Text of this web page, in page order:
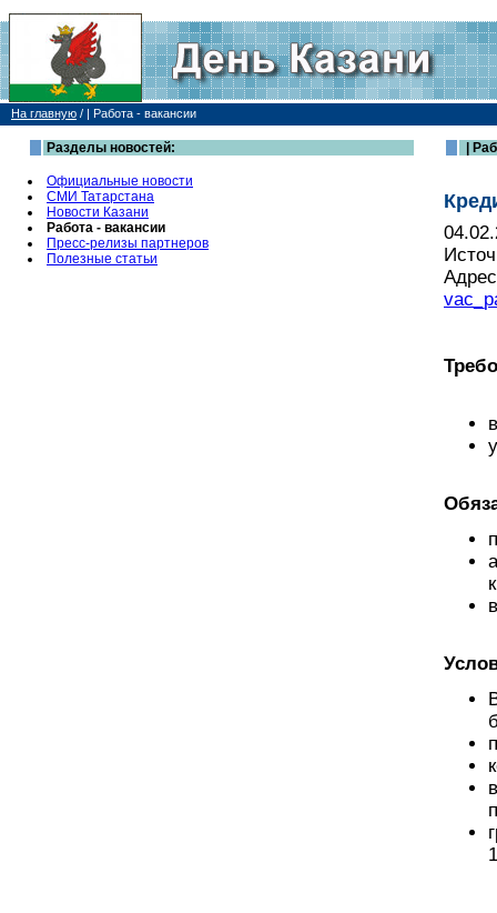
На главную / | Работа - вакансии
Разделы новостей:
Официальные новости
СМИ Татарстана
Новости Казани
Работа - вакансии
Пресс-релизы партнеров
Полезные статьи
|